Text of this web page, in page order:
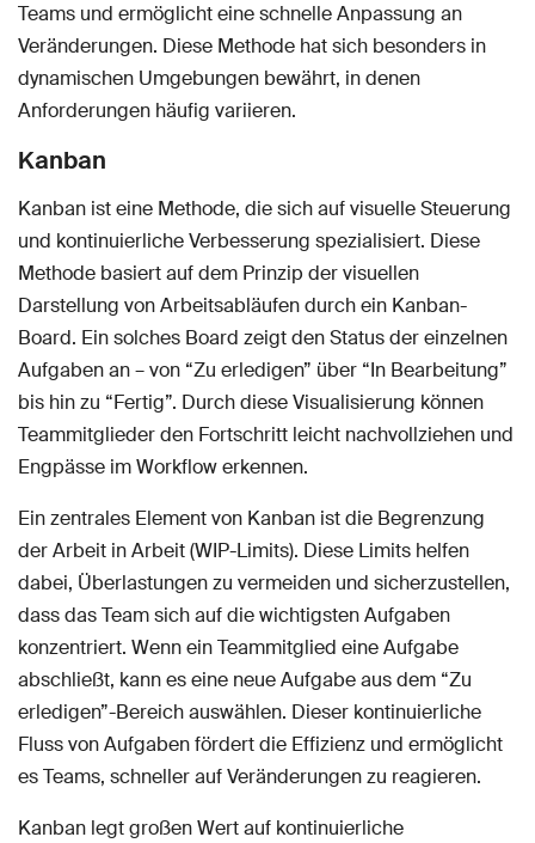
Teams und ermöglicht eine schnelle Anpassung an
Veränderungen. Diese Methode hat sich besonders in
dynamischen Umgebungen bewährt, in denen
Anforderungen häufig variieren.
Kanban
Kanban ist eine Methode, die sich auf visuelle Steuerung
und kontinuierliche Verbesserung spezialisiert. Diese
Methode basiert auf dem Prinzip der visuellen
Darstellung von Arbeitsabläufen durch ein Kanban-
Board. Ein solches Board zeigt den Status der einzelnen
Aufgaben an – von “Zu erledigen” über “In Bearbeitung”
bis hin zu “Fertig”. Durch diese Visualisierung können
Teammitglieder den Fortschritt leicht nachvollziehen und
Engpässe im Workflow erkennen.
Ein zentrales Element von Kanban ist die Begrenzung
der Arbeit in Arbeit (WIP-Limits). Diese Limits helfen
dabei, Überlastungen zu vermeiden und sicherzustellen,
dass das Team sich auf die wichtigsten Aufgaben
konzentriert. Wenn ein Teammitglied eine Aufgabe
abschließt, kann es eine neue Aufgabe aus dem “Zu
erledigen”-Bereich auswählen. Dieser kontinuierliche
Fluss von Aufgaben fördert die Effizienz und ermöglicht
es Teams, schneller auf Veränderungen zu reagieren.
Kanban legt großen Wert auf kontinuierliche